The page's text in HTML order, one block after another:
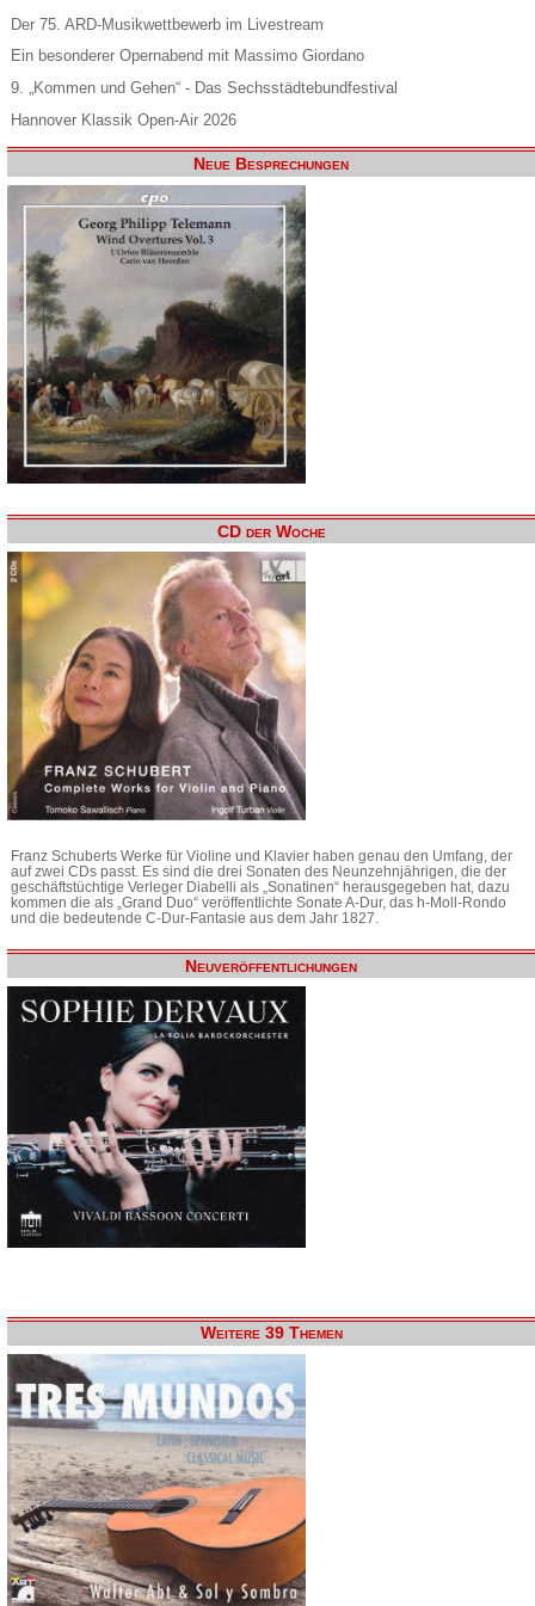
Der 75. ARD-Musikwettbewerb im Livestream
Ein besonderer Opernabend mit Massimo Giordano
9. „Kommen und Gehen“ - Das Sechsstädtebundfestival
Hannover Klassik Open-Air 2026
Neue Besprechungen
CD der Woche
Franz Schuberts Werke für Violine und Klavier haben genau den Umfang, der
auf zwei CDs passt. Es sind die drei Sonaten des Neunzehnjährigen, die der
geschäftstüchtige Verleger Diabelli als „Sonatinen“ herausgegeben hat, dazu
kommen die als „Grand Duo“ veröffentlichte Sonate A-Dur, das h-Moll-Rondo
und die bedeutende C-Dur-Fantasie aus dem Jahr 1827.
Neuveröffentlichungen
Weitere 39 Themen